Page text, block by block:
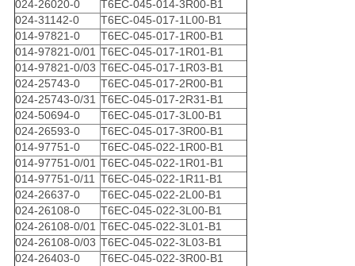
024-26020-0
T6EC-045-014-3R00-B1
024-31142-0
T6EC-045-017-1L00-B1
014-97821-0
T6EC-045-017-1R00-B1
014-97821-0/01 T6EC-045-017-1R01-B1
014-97821-0/03 T6EC-045-017-1R03-B1
024-25743-0
T6EC-045-017-2R00-B1
024-25743-0/31 T6EC-045-017-2R31-B1
024-50694-0
T6EC-045-017-3L00-B1
024-26593-0
T6EC-045-017-3R00-B1
014-97751-0
T6EC-045-022-1R00-B1
014-97751-0/01 T6EC-045-022-1R01-B1
014-97751-0/11
T6EC-045-022-1R11-B1
024-26637-0
T6EC-045-022-2L00-B1
024-26108-0
T6EC-045-022-3L00-B1
024-26108-0/01 T6EC-045-022-3L01-B1
024-26108-0/03 T6EC-045-022-3L03-B1
024-26403-0
T6EC-045-022-3R00-B1